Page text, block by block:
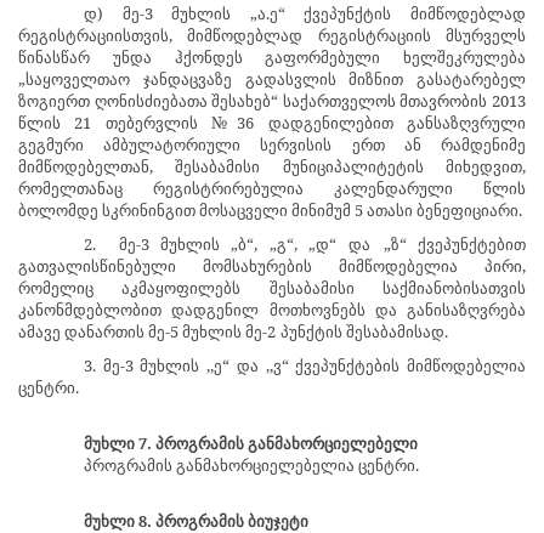
დ) მე-3 მუხლის „ა.ე“ ქვეპუნქტის მიმწოდებლად
რეგისტრაციისთვის, მიმწოდებლად რეგისტრაციის მსურველს
წინასწარ უნდა ჰქონდეს გაფორმებული ხელშეკრულება
„საყოველთაო ჯანდაცვაზე გადასვლის მიზნით გასატარებელ
ზოგიერთ ღონისძიებათა შესახებ“ საქართველოს მთავრობის 2013
წლის 21 თებერვლის №36 დადგენილებით განსაზღვრული
გეგმური ამბულატორიული სერვისის ერთ ან რამდენიმე
მიმწოდებელთან, შესაბამისი მუნიციპალიტეტის მიხედვით,
რომელთანაც რეგისტრირებულია კალენდარული წლის
ბოლომდე სკრინინგით მოსაცველი მინიმუმ 5 ათასი ბენეფიციარი.
2.
მე-3 მუხლის„ბ“, „გ“, „დ“ და
„ზ“ ქვეპუნქტებით
გათვალისწინებული მომსახურების მიმწოდებელია პირი,
რომელიც აკმაყოფილებს შესაბამისი საქმიანობისათვის
კანონმდებლობით დადგენილ მოთხოვნებს და განისაზღვრება
ამავე დანართის მე-5 მუხლის მე-2 პუნქტის შესაბამისად.
3. მე-3 მუხლის ,,ე“ და ,,ვ“ ქვეპუნქტების მიმწოდებელია
ცენტრი.
მუხლი 7. პროგრამის განმახორციელებელი
პროგრამის განმახორციელებელია ცენტრი.
მუხლი 8. პროგრამის ბიუჯეტი